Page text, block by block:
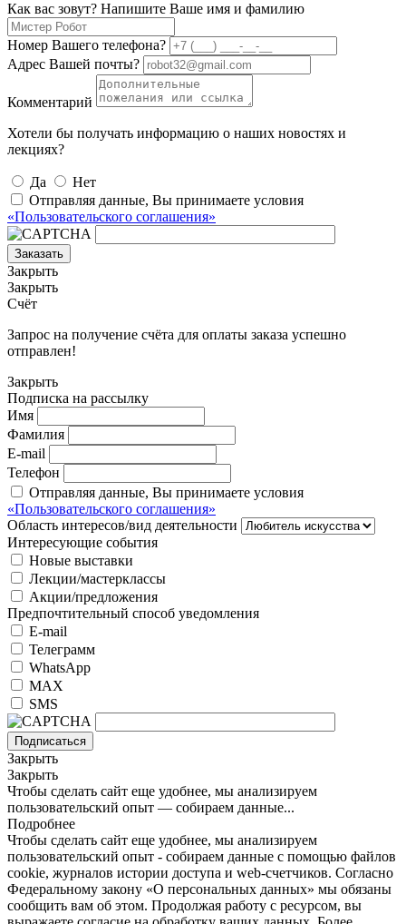
Как вас зовут? Напишите Ваше имя и фамилию
Номер Вашего телефона?
Адрес Вашей почты?
Комментарий
Хотели бы получать информацию о наших новостях и
лекциях?
Да
Нет
Отправляя данные, Вы принимаете условия
«Пользовательского соглашения»
Заказать
Закрыть
Закрыть
Счёт
Запрос на получение счёта для оплаты заказа успешно
отправлен!
Закрыть
Подписка на рассылку
Имя
Фамилия
E-mail
Телефон
Отправляя данные, Вы принимаете условия
«Пользовательского соглашения»
Область интересов/вид деятельности
Интересующие события
Новые выставки
Лекции/мастерклассы
Акции/предложения
Предпочтительный способ уведомления
E-mail
Телеграмм
WhatsApp
MAX
SMS
Подписаться
Закрыть
Закрыть
Чтобы сделать сайт еще удобнее, мы анализируем
пользовательский опыт — собираем данные...
Подробнее
Чтобы сделать сайт еще удобнее, мы анализируем
пользовательский опыт - собираем данные с помощью файлов
cookie, журналов истории доступа и web-счетчиков. Согласно
Федеральному закону «О персональных данных» мы обязаны
сообщить вам об этом. Продолжая работу с ресурсом, вы